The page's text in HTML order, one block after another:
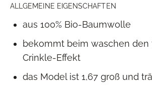
ALLGEMEINE EIGENSCHAFTEN
aus 100% Bio-Baumwolle
bekommt beim waschen den
Crinkle-Effekt
das Model ist 1,67 groß und